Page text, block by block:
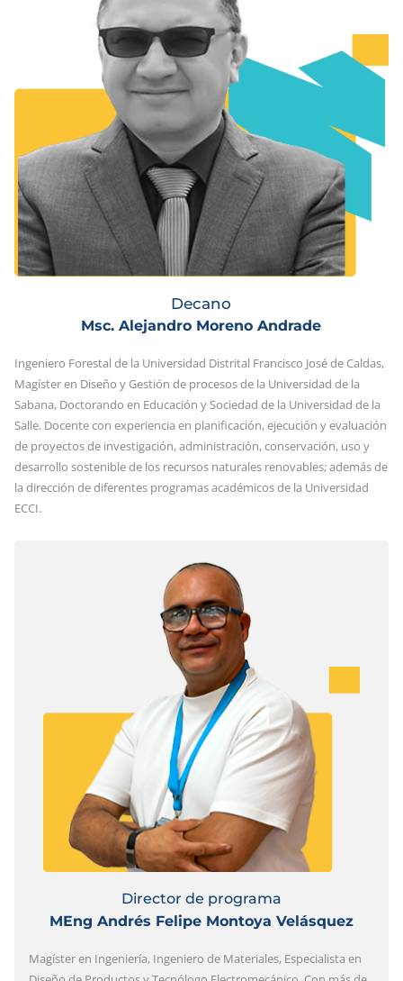
Decano
Msc. Alejandro Moreno Andrade
Ingeniero Forestal de la Universidad Distrital Francisco José de Caldas,
Magíster en Diseño y Gestión de procesos de la Universidad de la
Sabana, Doctorando en Educación y Sociedad de la Universidad de la
Salle. Docente con experiencia en planificación, ejecución y evaluación
de proyectos de investigación, administración, conservación, uso y
desarrollo sostenible de los recursos naturales renovables; además de
la dirección de diferentes programas académicos de la Universidad
ECCI.
Director de programa
MEng Andrés Felipe Montoya Velásquez
Magíster en Ingeniería, Ingeniero de Materiales, Especialista en